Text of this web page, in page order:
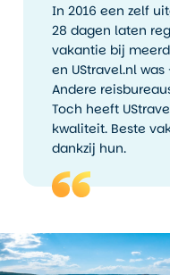
In 2016 een zelf
28 dagen laten
vakantie bij
en UStravel.nl
Andere
Toch heeft
kwaliteit. Beste
dankzij hun.